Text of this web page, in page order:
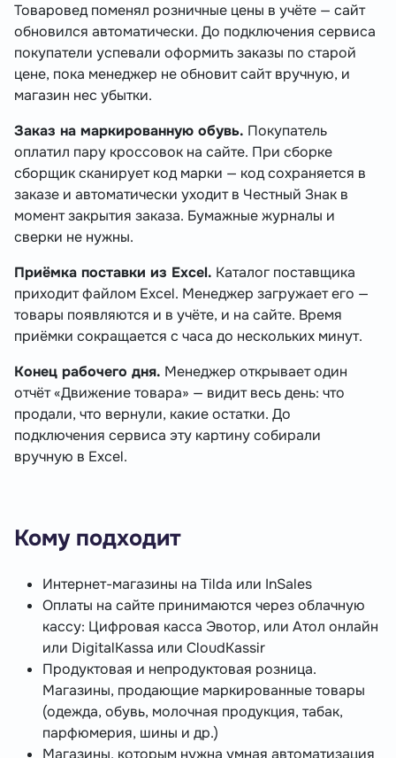
Товаровед поменял розничные цены в учёте — сайт
обновился автоматически. До подключения сервиса
покупатели успевали оформить заказы по старой
цене, пока менеджер не обновит сайт вручную, и
магазин нес убытки.
Заказ на маркированную обувь. Покупатель
оплатил пару кроссовок на сайте. При сборке
сборщик сканирует код марки — код сохраняется в
заказе и автоматически уходит в Честный Знак в
момент закрытия заказа. Бумажные журналы и
сверки не нужны.
Приёмка поставки из Excel. Каталог поставщика
приходит файлом Excel. Менеджер загружает его —
товары появляются и в учёте, и на сайте. Время
приёмки сокращается с часа до нескольких минут.
Конец рабочего дня. Менеджер открывает один
отчёт «Движение товара» — видит весь день: что
продали, что вернули, какие остатки. До
подключения сервиса эту картину собирали
вручную в Excel.
Кому подходит
Интернет-магазины на Tilda или InSales
Оплаты на сайте принимаются через облачную
кассу: Цифровая касса Эвотор, или Атол онлайн
или DigitalKassa или CloudKassir
Продуктовая и непродуктовая розница.
Магазины, продающие маркированные товары
(одежда, обувь, молочная продукция, табак,
парфюмерия, шины и др.)
Магазины, которым нужна умная автоматизация